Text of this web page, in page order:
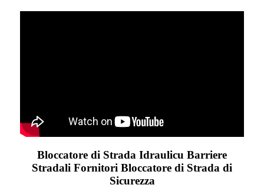
Bloccatore di Strada Idraulicu Barriere
Stradali Fornitori Bloccatore di Strada di
Sicurezza